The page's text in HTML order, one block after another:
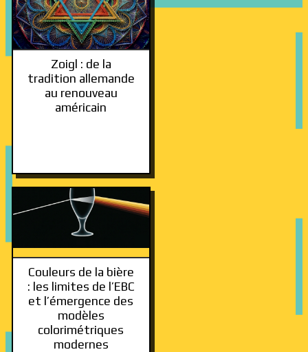
Zoigl : de la
tradition allemande
au renouveau
américain
Couleurs de la bière
: les limites de l’EBC
et l’émergence des
modèles
colorimétriques
modernes